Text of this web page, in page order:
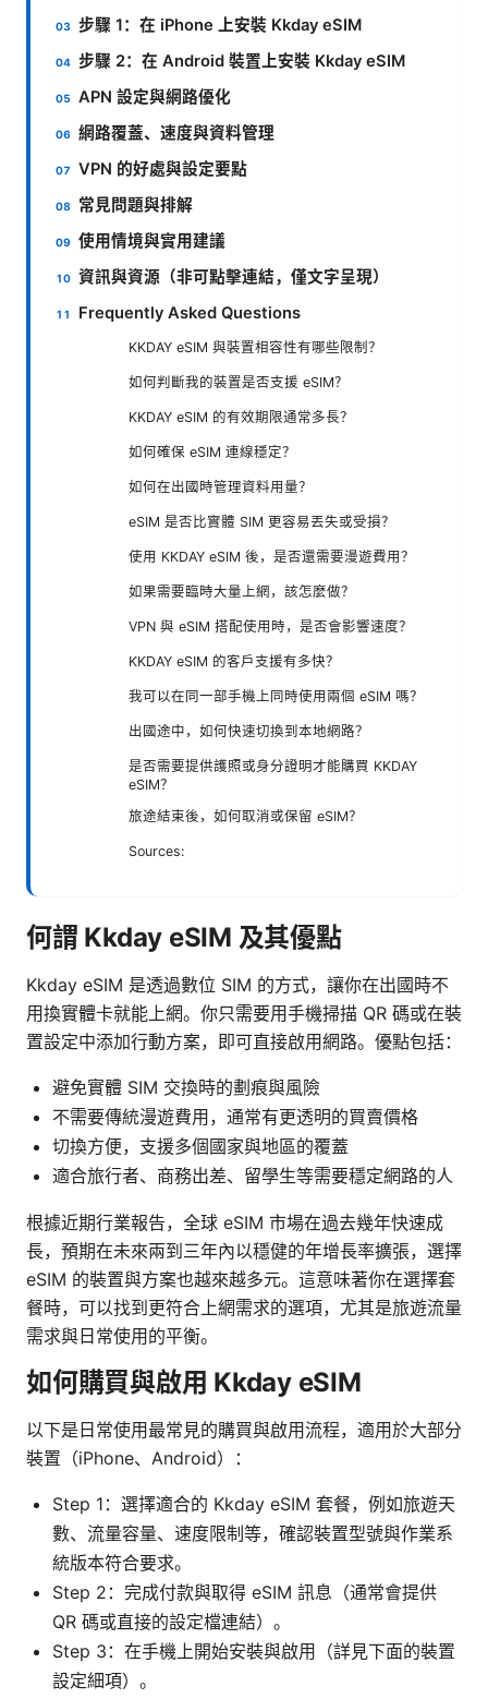
步驟 1：在 iPhone 上安裝 Kkday eSIM
步驟 2：在 Android 裝置上安裝 Kkday eSIM
APN 設定與網路優化
網路覆蓋、速度與資料管理
VPN 的好處與設定要點
常見問題與排解
使用情境與實用建議
資訊與資源（非可點擊連結，僅文字呈現）
Frequently Asked Questions
KKDAY eSIM 與裝置相容性有哪些限制？
如何判斷我的裝置是否支援 eSIM？
KKDAY eSIM 的有效期限通常多長？
如何確保 eSIM 連線穩定？
如何在出國時管理資料用量？
eSIM 是否比實體 SIM 更容易丟失或受損？
使用 KKDAY eSIM 後，是否還需要漫遊費用？
如果需要臨時大量上網，該怎麼做？
VPN 與 eSIM 搭配使用時，是否會影響速度？
KKDAY eSIM 的客戶支援有多快？
我可以在同一部手機上同時使用兩個 eSIM 嗎？
出國途中，如何快速切換到本地網路？
是否需要提供護照或身分證明才能購買 KKDAY
eSIM？
旅途結束後，如何取消或保留 eSIM？
Sources:
何謂 Kkday eSIM 及其優點
Kkday eSIM 是透過數位 SIM 的方式，讓你在出國時不
用換實體卡就能上網。你只需要用手機掃描 QR 碼或在裝
置設定中添加行動方案，即可直接啟用網路。優點包括：
避免實體 SIM 交換時的劃痕與風險
不需要傳統漫遊費用，通常有更透明的買賣價格
切換方便，支援多個國家與地區的覆蓋
適合旅行者、商務出差、留學生等需要穩定網路的人
根據近期行業報告，全球 eSIM 市場在過去幾年快速成
長，預期在未來兩到三年內以穩健的年增長率擴張，選擇
eSIM 的裝置與方案也越來越多元。這意味著你在選擇套
餐時，可以找到更符合上網需求的選項，尤其是旅遊流量
需求與日常使用的平衡。
如何購買與啟用 Kkday eSIM
以下是日常使用最常見的購買與啟用流程，適用於大部分
裝置（iPhone、Android）：
Step 1：選擇適合的 Kkday eSIM 套餐，例如旅遊天
數、流量容量、速度限制等，確認裝置型號與作業系
統版本符合要求。
Step 2：完成付款與取得 eSIM 訊息（通常會提供
QR 碼或直接的設定檔連結）。
Step 3：在手機上開始安裝與啟用（詳見下面的裝置
設定細項）。